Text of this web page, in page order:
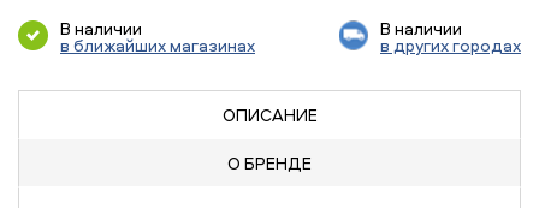
В наличии
в ближайших магазинах
В наличии
в других городах
ОПИСАНИЕ
О БРЕНДЕ